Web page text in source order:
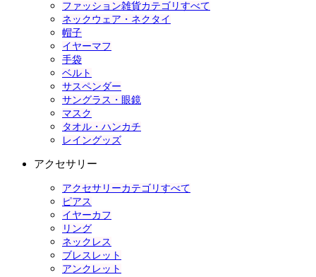
ファッション雑貨カテゴリすべて
ネックウェア・ネクタイ
帽子
イヤーマフ
手袋
ベルト
サスペンダー
サングラス・眼鏡
マスク
タオル・ハンカチ
レイングッズ
アクセサリー
アクセサリーカテゴリすべて
ピアス
イヤーカフ
リング
ネックレス
ブレスレット
アンクレット